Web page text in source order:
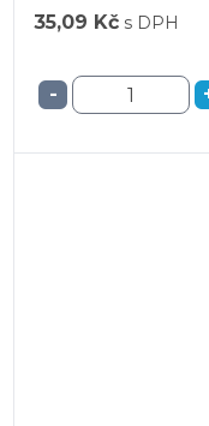
35,09 Kč s DPH
-